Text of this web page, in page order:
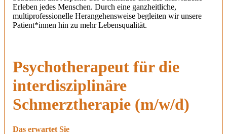
Erleben jedes Menschen. Durch eine ganzheitliche,
multiprofessionelle Herangehensweise begleiten wir unsere
Patient*innen hin zu mehr Lebensqualität.
Psychotherapeut für die
interdisziplinäre
Schmerztherapie (m/w/d)
Das erwartet Sie